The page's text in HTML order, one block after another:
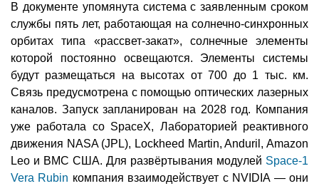
В документе упомянута система с заявленным сроком
службы пять лет, работающая на солнечно-синхронных
орбитах типа «рассвет-закат», солнечные элементы
которой постоянно освещаются. Элементы системы
будут размещаться на высотах от 700 до 1 тыс. км.
Связь предусмотрена с помощью оптических лазерных
каналов. Запуск запланирован на 2028 год. Компания
уже работала со SpaceX, Лабораторией реактивного
движения NASA (JPL), Lockheed Martin, Anduril, Amazon
Leo и ВМС США. Для развёртывания модулей Space-1
Vera Rubin компания взаимодействует с NVIDIA — они